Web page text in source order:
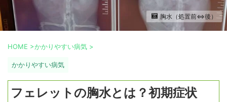
胸水（処置前⇔後）
HOME >かかりやすい病気 >
かかりやすい病気
フェレットの胸水とは？初期症状